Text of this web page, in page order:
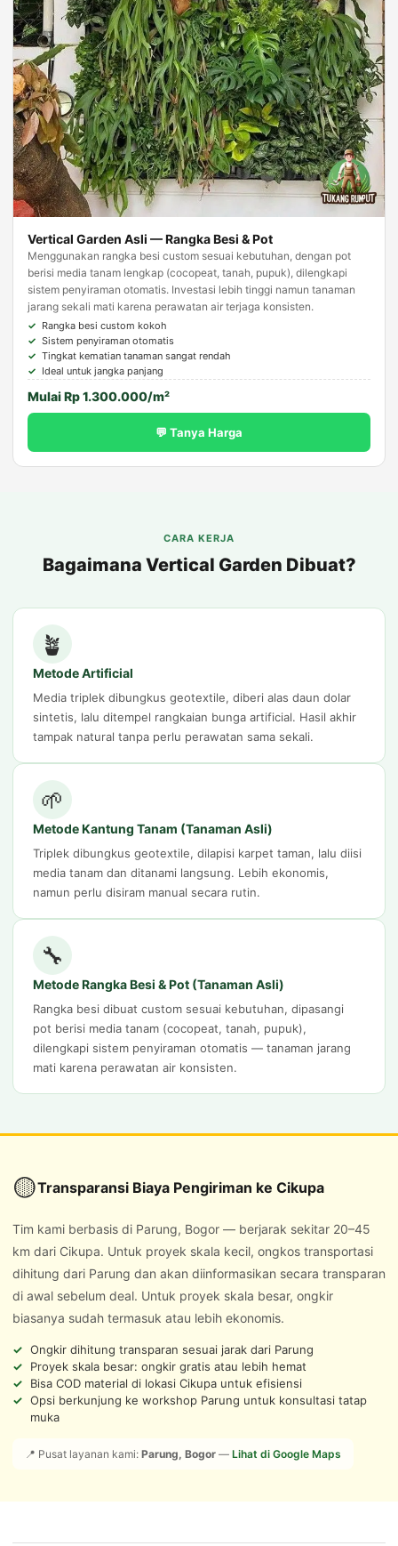
Vertical Garden Asli — Rangka Besi & Pot
Menggunakan rangka besi custom sesuai kebutuhan, dengan pot
berisi media tanam lengkap (cocopeat, tanah, pupuk), dilengkapi
sistem penyiraman otomatis. Investasi lebih tinggi namun tanaman
jarang sekali mati karena perawatan air terjaga konsisten.
Rangka besi custom kokoh
Sistem penyiraman otomatis
Tingkat kematian tanaman sangat rendah
Ideal untuk jangka panjang
Mulai Rp 1.300.000/m²
💬 Tanya Harga
CARA KERJA
Bagaimana Vertical Garden Dibuat?
🪴
Metode Artificial
Media triplek dibungkus geotextile, diberi alas daun dolar
sintetis, lalu ditempel rangkaian bunga artificial. Hasil akhir
tampak natural tanpa perlu perawatan sama sekali.
🌱
Metode Kantung Tanam (Tanaman Asli)
Triplek dibungkus geotextile, dilapisi karpet taman, lalu diisi
media tanam dan ditanami langsung. Lebih ekonomis,
namun perlu disiram manual secara rutin.
🔧
Metode Rangka Besi & Pot (Tanaman Asli)
Rangka besi dibuat custom sesuai kebutuhan, dipasangi
pot berisi media tanam (cocopeat, tanah, pupuk),
dilengkapi sistem penyiraman otomatis — tanaman jarang
mati karena perawatan air konsisten.
🟡Transparansi Biaya Pengiriman ke Cikupa
Tim kami berbasis di Parung, Bogor — berjarak sekitar 20–45
km dari Cikupa. Untuk proyek skala kecil, ongkos transportasi
dihitung dari Parung dan akan diinformasikan secara transparan
di awal sebelum deal. Untuk proyek skala besar, ongkir
biasanya sudah termasuk atau lebih ekonomis.
Ongkir dihitung transparan sesuai jarak dari Parung
Proyek skala besar: ongkir gratis atau lebih hemat
Bisa COD material di lokasi Cikupa untuk efisiensi
Opsi berkunjung ke workshop Parung untuk konsultasi tatap
muka
📍 Pusat layanan kami: Parung, Bogor — Lihat di Google Maps